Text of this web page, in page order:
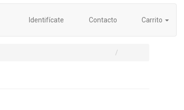
Identifícate Contacto Carrito